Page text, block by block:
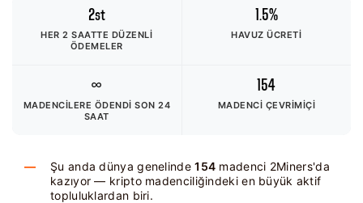
2st
HER 2 SAATTE DÜZENLI
ÖDEMELER
1.5%
HAVUZ ÜCRETI
∞
MADENCILERE ÖDENDI SON 24
SAAT
154
MADENCI ÇEVRIMIÇI
Şu anda dünya genelinde154 madenci 2Miners'da
kazıyor — kripto madenciliğindeki en büyük aktif
topluluklardan biri.